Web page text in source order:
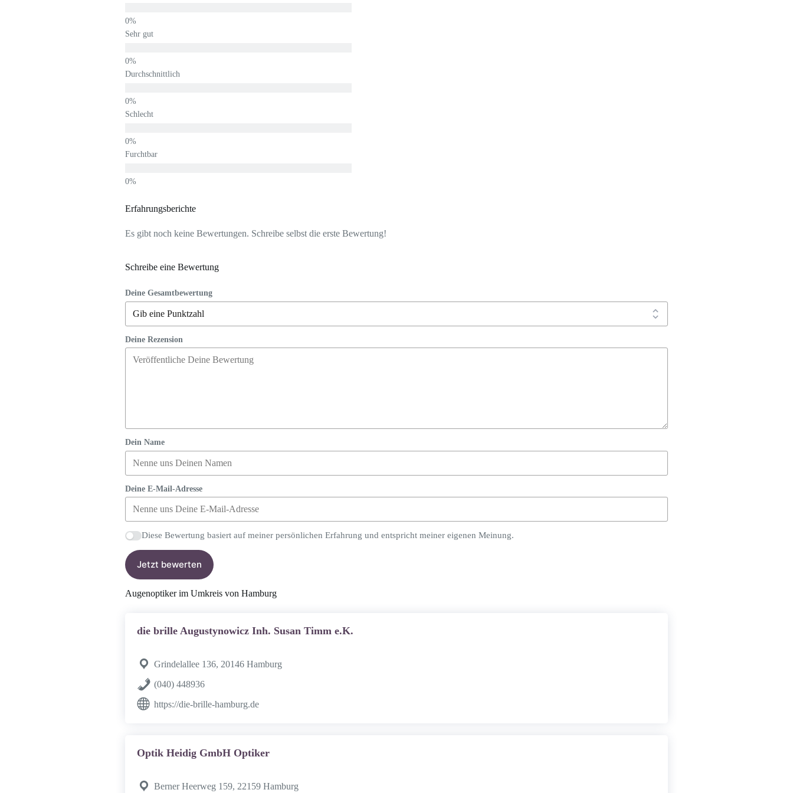
Sehr gut
Durchschnittlich
Schlecht
Furchtbar
Erfahrungsberichte
Es gibt noch keine Bewertungen. Schreibe selbst die erste Bewertung!
Schreibe eine Bewertung
Deine Gesamtbewertung
Deine Rezension
Dein Name
Deine E-Mail-Adresse
Diese Bewertung basiert auf meiner persönlichen Erfahrung und entspricht meiner eigenen Meinung.
Jetzt bewerten
Augenoptiker im Umkreis von Hamburg
die brille Augustynowicz Inh. Susan Timm e.K.
Grindelallee 136, 20146 Hamburg
(040) 448936
https://die-brille-hamburg.de
Optik Heidig GmbH Optiker
Berner Heerweg 159, 22159 Hamburg